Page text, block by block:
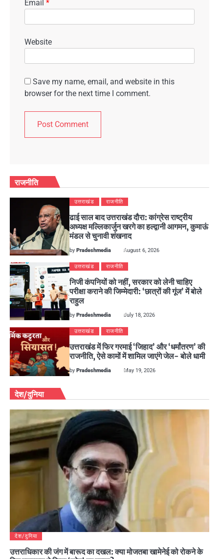
Email *
Website
Save my name, email, and website in this
browser for the next time I comment.
राजनीति
उत्तराखंड राजनीति
ढाई साल बाद उत्तराखंड दौरा: कांग्रेस राष्ट्रीय
अध्यक्ष मल्लिकार्जुन खरगे का हल्द्वानी आगमन, कुमाऊं
मंडल से चुनावी शंखनाद
byPradeshmedia August 6, 2026
उत्तराखंड राजनीति
निजी कंपनियों को नहीं, सरकार को लेनी चाहिए
परीक्षा कराने की जिम्मेदारी: ‘छात्रों की गूंज’ में बोले
राहुल
byPradeshmedia July 18, 2026
उत्तराखंड राजनीति
उत्तराखंड में फिर गरमाई ‘जिहाद’ और ‘धर्मांतरण’ की
राजनीति, ऐसे कामों में शामिल जाएंगे जेल- बोले धामी
byPradeshmedia May 19, 2026
देश/दुनिया
देश/दुनिया
उत्तराधिकार की जंग में बारूद का दखल: क्या मोजतबा खामेनेई को रोकने के